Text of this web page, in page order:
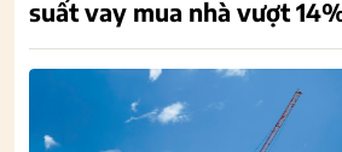
suất vay mua nhà vượt